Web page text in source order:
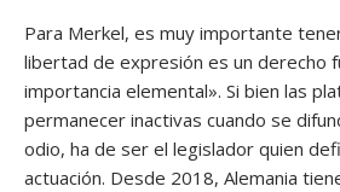
Para Merkel, es muy importante
libertad de expresión es un derecho
importancia elemental». Si bien las
permanecer inactivas cuando se
odio, ha de ser el legislador quien
actuación. Desde 2018, Alemania